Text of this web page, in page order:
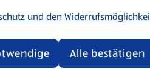
und den
Alle bestätigen